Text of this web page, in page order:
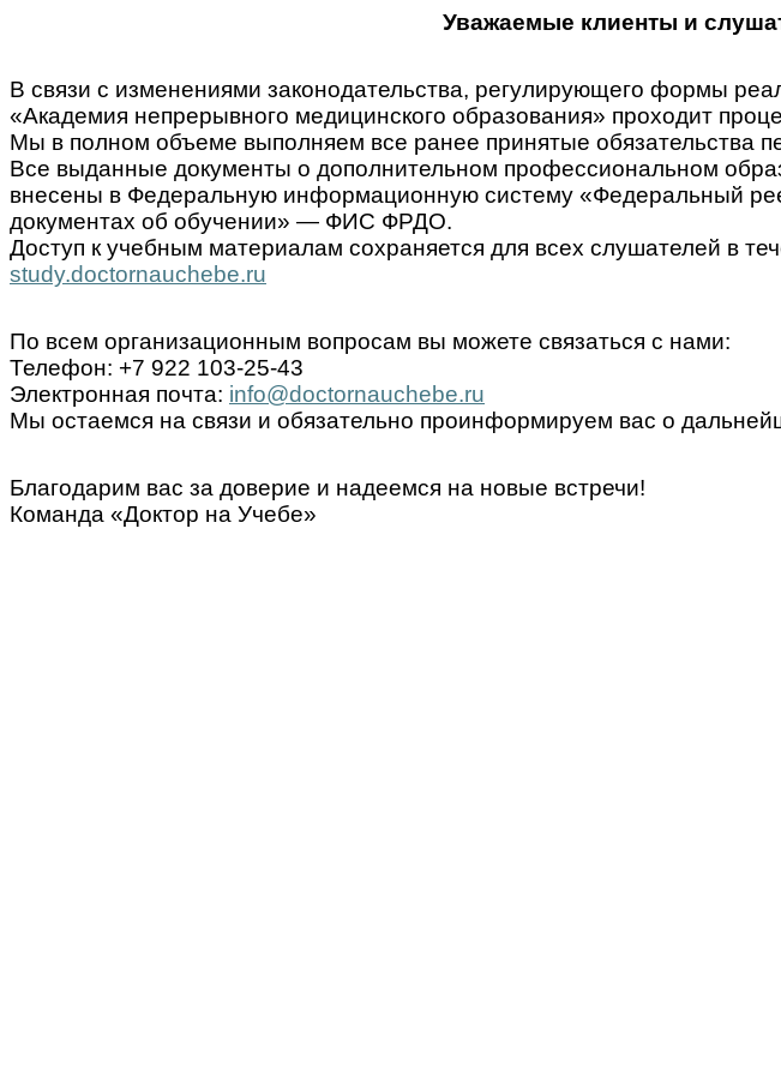
Уважаемые клиенты и
В связи с изменениями законодательства, регулирующего формы
«Академия непрерывного медицинского образования» проходит
Мы в полном объеме выполняем все ранее принятые обязательства
Все выданные документы о дополнительном профессиональном
внесены в Федеральную информационную систему «Федеральный
документах об обучении» — ФИС ФРДО.
Доступ к учебным материалам сохраняется для всех слушателей в
study.doctornauchebe.ru
По всем организационным вопросам вы можете связаться с нами:
Телефон: +7 922 103-25-43
Электронная почта: info@doctornauchebe.ru
Мы остаемся на связи и обязательно проинформируем вас о
Благодарим вас за доверие и надеемся на новые встречи!
Команда «Доктор на Учебе»